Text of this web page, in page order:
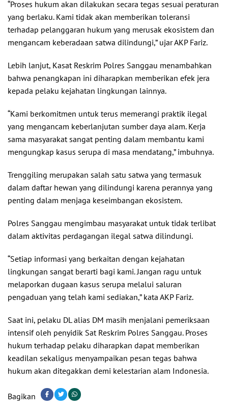
“Proses hukum akan dilakukan secara tegas sesuai peraturan
yang berlaku. Kami tidak akan memberikan toleransi
terhadap pelanggaran hukum yang merusak ekosistem dan
mengancam keberadaan satwa dilindungi,” ujar AKP Fariz.
Lebih lanjut, Kasat Reskrim Polres Sanggau menambahkan
bahwa penangkapan ini diharapkan memberikan efek jera
kepada pelaku kejahatan lingkungan lainnya.
“Kami berkomitmen untuk terus memerangi praktik ilegal
yang mengancam keberlanjutan sumber daya alam. Kerja
sama masyarakat sangat penting dalam membantu kami
mengungkap kasus serupa di masa mendatang,” imbuhnya.
Trenggiling merupakan salah satu satwa yang termasuk
dalam daftar hewan yang dilindungi karena perannya yang
penting dalam menjaga keseimbangan ekosistem.
Polres Sanggau mengimbau masyarakat untuk tidak terlibat
dalam aktivitas perdagangan ilegal satwa dilindungi.
“Setiap informasi yang berkaitan dengan kejahatan
lingkungan sangat berarti bagi kami. Jangan ragu untuk
melaporkan dugaan kasus serupa melalui saluran
pengaduan yang telah kami sediakan,” kata AKP Fariz.
Saat ini, pelaku DL alias DM masih menjalani pemeriksaan
intensif oleh penyidik Sat Reskrim Polres Sanggau. Proses
hukum terhadap pelaku diharapkan dapat memberikan
keadilan sekaligus menyampaikan pesan tegas bahwa
hukum akan ditegakkan demi kelestarian alam Indonesia.
Bagikan